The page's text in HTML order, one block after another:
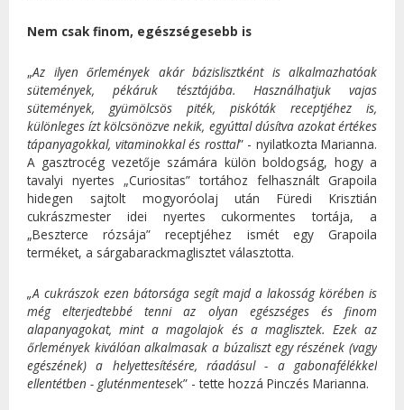
Nem csak finom, egészségesebb is
„Az ilyen őrlemények akár bázislisztként is alkalmazhatóak
sütemények, pékáruk tésztájába. Használhatjuk vajas
sütemények, gyümölcsös piték, piskóták receptjéhez is,
különleges ízt kölcsönözve nekik, egyúttal dúsítva azokat értékes
tápanyagokkal, vitaminokkal és rosttal” - nyilatkozta Marianna.
A gasztrocég vezetője számára külön boldogság, hogy a
tavalyi nyertes „Curiositas” tortához felhasznált Grapoila
hidegen sajtolt mogyoróolaj után Füredi Krisztián
cukrászmester idei nyertes cukormentes tortája, a
„Beszterce rózsája” receptjéhez ismét egy Grapoila
terméket, a sárgabarackmaglisztet választotta.
„A cukrászok ezen bátorsága segít majd a lakosság körében is
még elterjedtebbé tenni az olyan egészséges és finom
alapanyagokat, mint a magolajok és a maglisztek. Ezek az
őrlemények kiválóan alkalmasak a búzaliszt egy részének (vagy
egészének) a helyettesítésére, ráadásul - a gabonafélékkel
ellentétben - gluténmentesek” - tette hozzá Pinczés Marianna.